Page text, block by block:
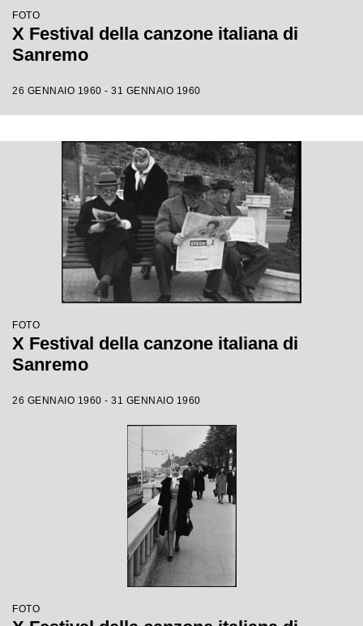
FOTO
X Festival della canzone italiana di
Sanremo
26 GENNAIO 1960 - 31 GENNAIO 1960
FOTO
X Festival della canzone italiana di
Sanremo
26 GENNAIO 1960 - 31 GENNAIO 1960
FOTO